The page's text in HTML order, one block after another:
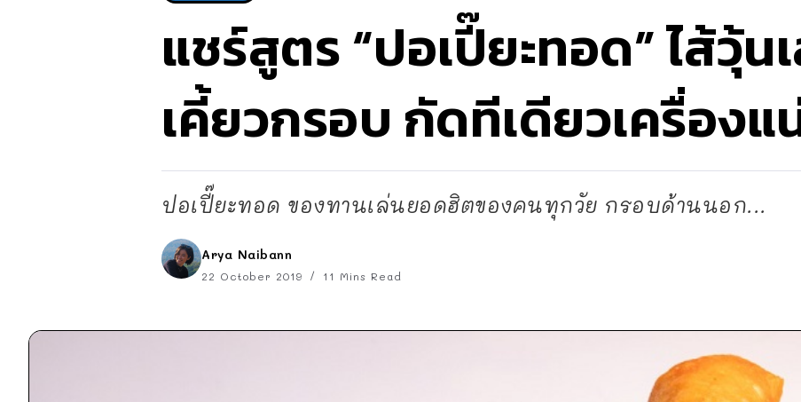
แชร์สูตร “ปอเปี๊ยะทอด” ไส้วุ้
เคี้ยวกรอบ กัดทีเดียวเครื่อง
ปอเปี๊ยะทอด ของทานเล่นยอดฮิตของคนทุกวัย กรอบด้านนอก...
Arya Naibann
22 October 2019 11 Mins Read